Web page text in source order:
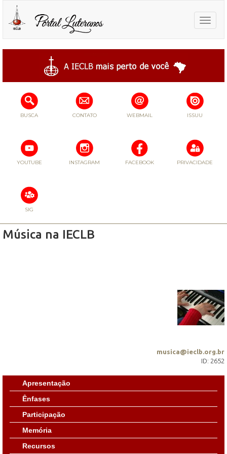
Toggle
BUSCA CONTATO WEBMAIL ISSUU
YOUTUBE INSTAGRAM FACEBOOK PRIVACIDADE
SIG
Música na IECLB
musica@ieclb.org.br
ID: 2652
Apresentação
Ênfases
Participação
Memória
Recursos